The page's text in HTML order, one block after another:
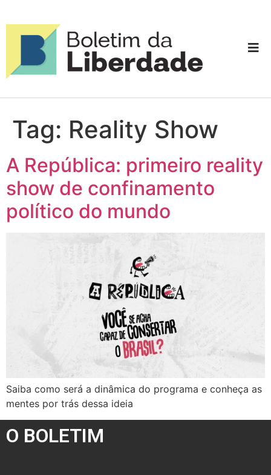
Tag: Reality Show
A República: primeiro reality
show de confinamento
político do mundo
Saiba como será a dinâmica do programa e conheça as
mentes por trás dessa ideia
O BOLETIM